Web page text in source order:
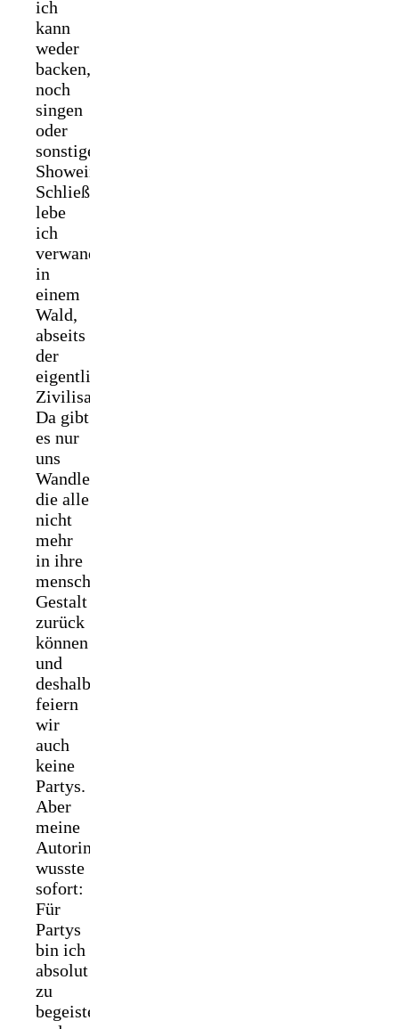
ich
kann
weder
backen,
noch
singen
oder
sonstige
Showeinlagen.
Schließlich
lebe
ich
verwandelt
in
einem
Wald,
abseits
der
eigentlichen
Zivilisation.
Da gibt
es nur
uns
Wandler,
die alle
nicht
mehr
in ihre
menschliche
Gestalt
zurück
können
und
deshalb
feiern
wir
auch
keine
Partys.
Aber
meine
Autorin
wusste
sofort:
Für
Partys
bin ich
absolut
zu
begeistern